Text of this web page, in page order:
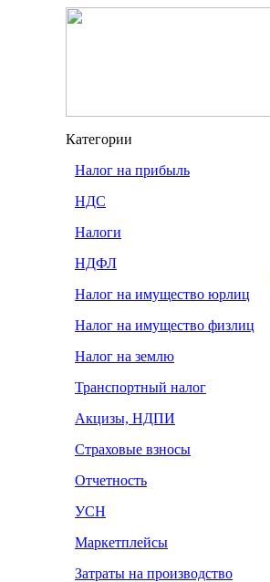
Категории
Налог на прибыль
НДС
Налоги
НДФЛ
Налог на имущество юрлиц
Налог на имущество физлиц
Налог на землю
Транспортный налог
Акцизы, НДПИ
Страховые взносы
Отчетность
УСН
Маркетплейсы
Затраты на производство